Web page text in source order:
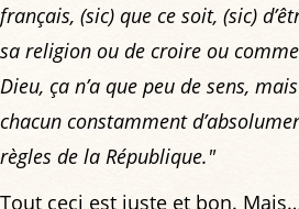
français, (sic) que ce soit, (sic)
sa religion ou de croire ou
Dieu, ça n’a que peu de sens,
chacun constamment
règles de la République."
Tout ceci est juste et bon.